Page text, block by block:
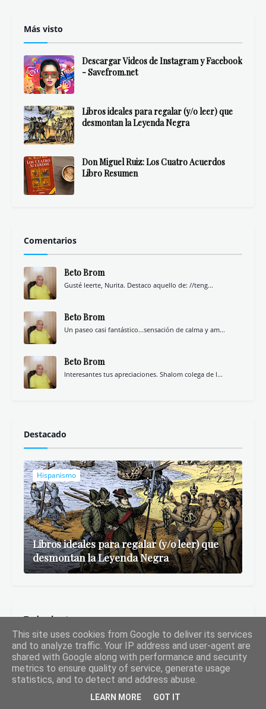
Más visto
Descargar Videos de Instagram y Facebook
- Savefrom.net
Libros ideales para regalar (y/o leer) que
desmontan la Leyenda Negra
Don Miguel Ruiz: Los Cuatro Acuerdos
Libro Resumen
Comentarios
Beto Brom
Gusté leerte, Nurita. Destaco aquello de: //teng...
Beto Brom
Un paseo casi fantástico...sensación de calma y am...
Beto Brom
Interesantes tus apreciaciones. Shalom colega de l...
Destacado
Hispanismo
Libros ideales para regalar (y/o leer) que
desmontan la Leyenda Negra
Todos los temas
Aforismos Arte Certámenes
Comentario de texto literario Comunicación Entrevistas
This site uses cookies from Google to deliver its services
and to analyze traffic. Your IP address and user-agent are
shared with Google along with performance and security
metrics to ensure quality of service, generate usage
statistics, and to detect and address abuse.
LEARN MORE GOT IT